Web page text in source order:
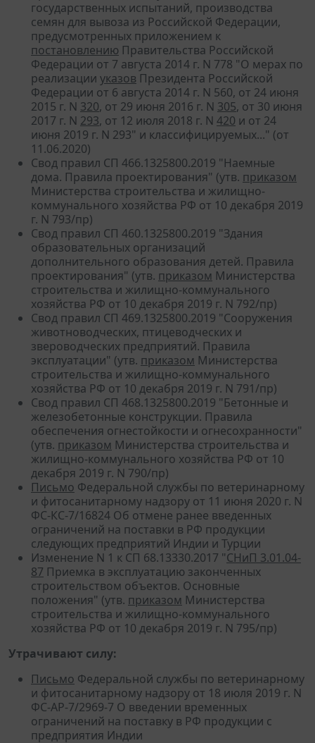
государственных испытаний, производства
семян для вывоза из Российской Федерации,
предусмотренных приложением к
постановлению Правительства Российской
Федерации от 7 августа 2014 г. N 778 "О мерах по
реализации указов Президента Российской
Федерации от 6 августа 2014 г. N 560, от 24 июня
2015 г. N 320, от 29 июня 2016 г. N 305, от 30 июня
2017 г. N 293, от 12 июля 2018 г. N 420 и от 24
июня 2019 г. N 293" и классифицируемых..." (от
11.06.2020)
Свод правил СП 466.1325800.2019 "Наемные
дома. Правила проектирования" (утв. приказом
Министерства строительства и жилищно-
коммунального хозяйства РФ от 10 декабря 2019
г. N 793/пр)
Свод правил СП 460.1325800.2019 "Здания
образовательных организаций
дополнительного образования детей. Правила
проектирования" (утв. приказом Министерства
строительства и жилищно-коммунального
хозяйства РФ от 10 декабря 2019 г. N 792/пр)
Свод правил СП 469.1325800.2019 "Сооружения
животноводческих, птицеводческих и
звероводческих предприятий. Правила
эксплуатации" (утв. приказом Министерства
строительства и жилищно-коммунального
хозяйства РФ от 10 декабря 2019 г. N 791/пр)
Свод правил СП 468.1325800.2019 "Бетонные и
железобетонные конструкции. Правила
обеспечения огнестойкости и огнесохранности"
(утв. приказом Министерства строительства и
жилищно-коммунального хозяйства РФ от 10
декабря 2019 г. N 790/пр)
Письмо Федеральной службы по ветеринарному
и фитосанитарному надзору от 11 июня 2020 г. N
ФС-КС-7/16824 Об отмене ранее введенных
ограничений на поставки в РФ продукции
следующих предприятий Индии и Турции
Изменение N 1 к СП 68.13330.2017 "СНиП 3.01.04-
87 Приемка в эксплуатацию законченных
строительством объектов. Основные
положения" (утв. приказом Министерства
строительства и жилищно-коммунального
хозяйства РФ от 10 декабря 2019 г. N 795/пр)
Утрачивают силу:
Письмо Федеральной службы по ветеринарному
и фитосанитарному надзору от 18 июля 2019 г. N
ФС-АР-7/2969-7 О введении временных
ограничений на поставку в РФ продукции с
предприятия Индии